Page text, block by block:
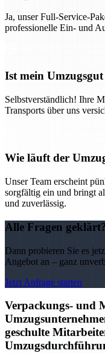
Ja, unser Full-Service-
professionelle Ein- und
Ist mein
Selbstverständlich! Ihre
Transports über uns
Wie läuft der
Unser Team erscheint
sorgfältig ein und bringt
und zuverlässig.
Alle Fragen geklärt?
Dann probieren Sie es
Angebot an – ganz
Jetzt Anfrage starten
Verpackungs- und
geschulte